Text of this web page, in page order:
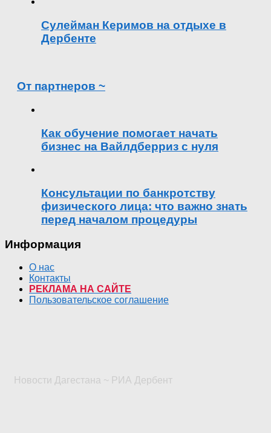
Сулейман Керимов на отдыхе в
Дербенте
От партнеров ~
Как обучение помогает начать
бизнес на Вайлдберриз с нуля
Консультации по банкротству
физического лица: что важно знать
перед началом процедуры
Информация
О нас
Контакты
РЕКЛАМА НА САЙТЕ
Пользовательское соглашение
Новости Дагестана ~ РИА Дербент